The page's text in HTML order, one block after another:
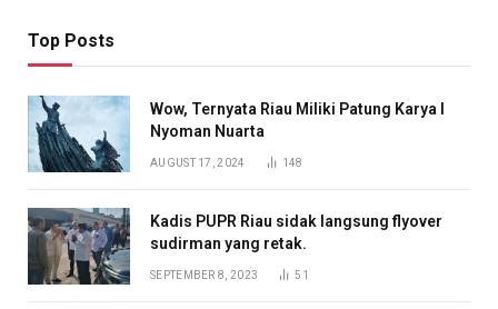
Top Posts
Wow, Ternyata Riau Miliki Patung Karya I
Nyoman Nuarta
AUGUST 17, 2024 148
Kadis PUPR Riau sidak langsung flyover
sudirman yang retak.
SEPTEMBER 8, 2023 51